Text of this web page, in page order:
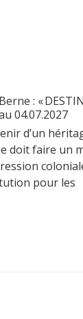
: «
04.07.2027
d’un
doit faire un
pour les